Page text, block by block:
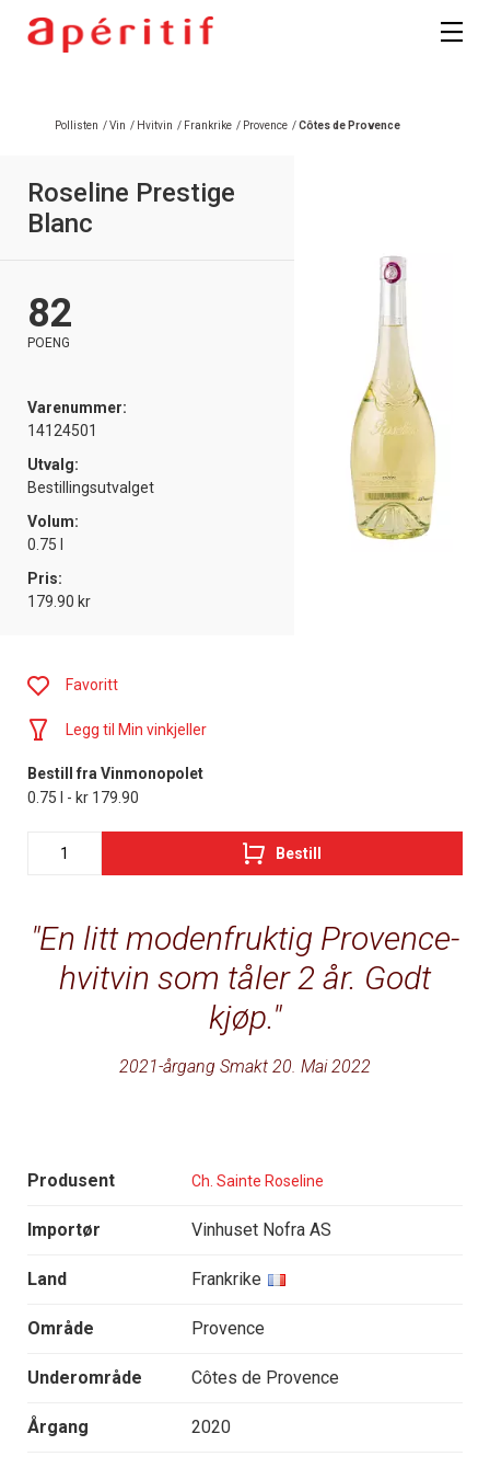
Pollisten /Vin / Hvitvin / Frankrike / Provence /Côtes de Provence
Roseline Prestige
Blanc
82
POENG
Varenummer:
14124501
Utvalg:
Bestillingsutvalget
Volum:
0.75 l
Pris:
179.90 kr
En litt modenfruktig Provence-
hvitvin som tåler 2 år. Godt
kjøp.
2021-årgang Smakt 20. Mai 2022
Produsent Ch. Sainte Roseline
Importør Vinhuset Nofra AS
Land Frankrike
Område Provence
Underområde Côtes de Provence
Årgang 2020
Favoritt
Legg til Min vinkjeller
Bestill fra Vinmonopolet
0.75 l - kr 179.90
Bestill